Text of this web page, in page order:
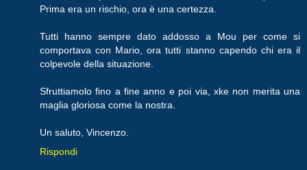
Prima era un rischio, ora è una certezza.
Tutti hanno sempre dato addosso a Mou per come si
comportava con Mario, ora tutti stanno capendo chi era il
colpevole della situazione.
Sfruttiamolo fino a fine anno e poi via, xke non merita una
maglia gloriosa come la nostra.
Un saluto, Vincenzo.
Rispondi